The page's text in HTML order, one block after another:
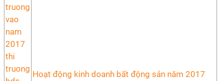
Hoạt động kinh doanh bất động sản năm 2017